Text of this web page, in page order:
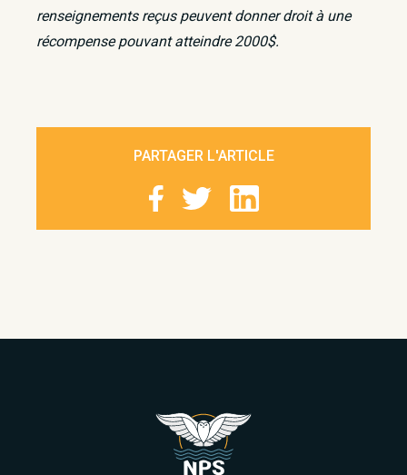
renseignements reçus peuvent donner droit à une
récompense pouvant atteindre 2000$. ​
PARTAGER L'ARTICLE